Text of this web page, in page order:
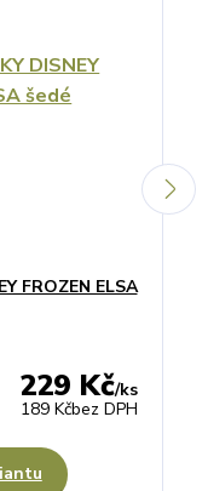
FROZEN ELSA
229 Kč/ks
189 Kčbez DPH